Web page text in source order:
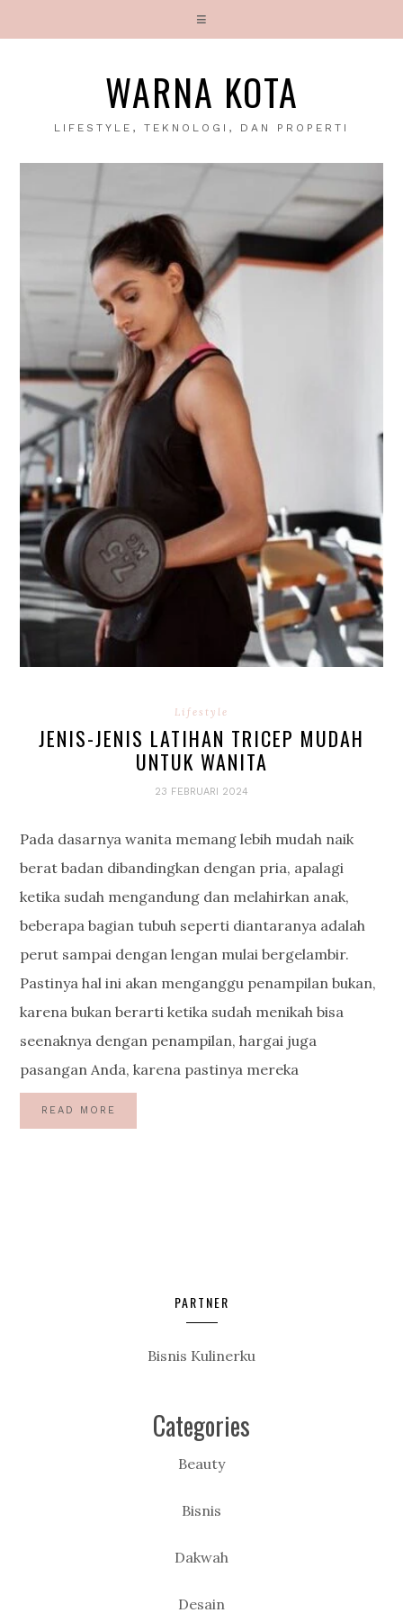
WARNA KOTA
LIFESTYLE, TEKNOLOGI, DAN PROPERTI
Lifestyle
JENIS-JENIS LATIHAN TRICEP MUDAH
UNTUK WANITA
23 FEBRUARI 2024
Pada dasarnya wanita memang lebih mudah naik
berat badan dibandingkan dengan pria, apalagi
ketika sudah mengandung dan melahirkan anak,
beberapa bagian tubuh seperti diantaranya adalah
perut sampai dengan lengan mulai bergelambir.
Pastinya hal ini akan menganggu penampilan bukan,
karena bukan berarti ketika sudah menikah bisa
seenaknya dengan penampilan, hargai juga
pasangan Anda, karena pastinya mereka
READ MORE
PARTNER
Bisnis Kulinerku
Categories
Beauty
Bisnis
Dakwah
Desain